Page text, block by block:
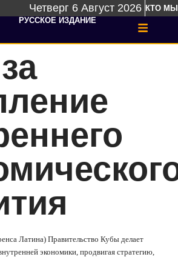
Четверг 6 Август 2026 КТО МЫ
РУССКОЕ ИЗДАНИЕ
Латина) Правительство Кубы делает
экономики, продвигая стратегию,